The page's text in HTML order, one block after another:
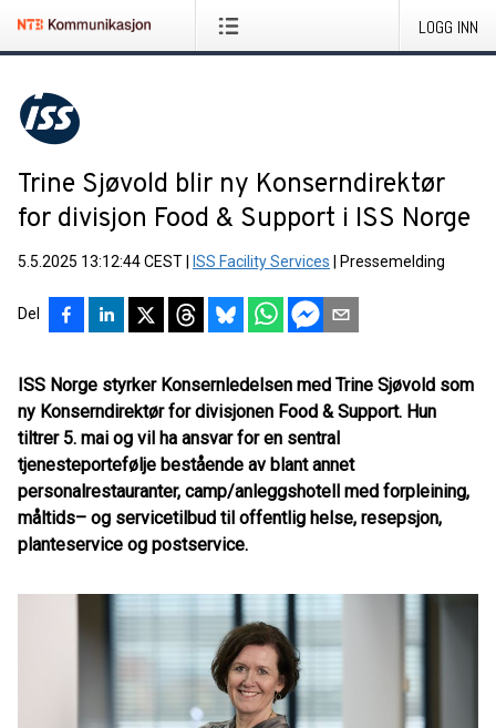
LOGG INN
Trine Sjøvold blir ny Konserndirektør
for divisjon Food & Support i ISS Norge
5.5.2025 13:12:44 CEST ISS Facility Services Pressemelding
Del
ISS Norge styrker Konsernledelsen med Trine Sjøvold som
ny Konserndirektør for divisjonen Food & Support. Hun
tiltrer 5. mai og vil ha ansvar for en sentral
tjenesteportefølje bestående av blant annet
personalrestauranter, camp/anleggshotell med forpleining,
måltids– og servicetilbud til offentlig helse, resepsjon,
planteservice og postservice.